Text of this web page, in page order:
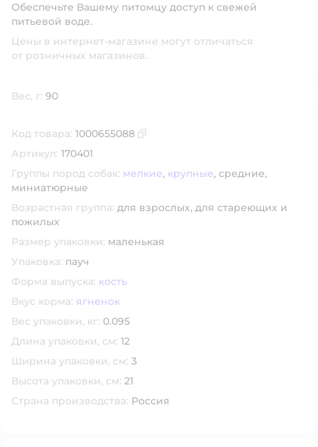
Обеспечьте Вашему питомцу доступ к свежей
питьевой воде.
Цены в интернет-магазине могут отличаться
от розничных магазинов.
Вес, г: 90
Код товара: 1000655088
Артикул: 170401
Группы пород собак: мелкие, крупные, средние,
миниатюрные
Возрастная группа: для взрослых, для стареющих и
пожилых
Размер упаковки: маленькая
Упаковка: пауч
Форма выпуска: кость
Вкус корма: ягненок
Вес упаковки, кг: 0.095
Длина упаковки, см: 12
Ширина упаковки, см: 3
Высота упаковки, см: 21
Страна производства: Россия